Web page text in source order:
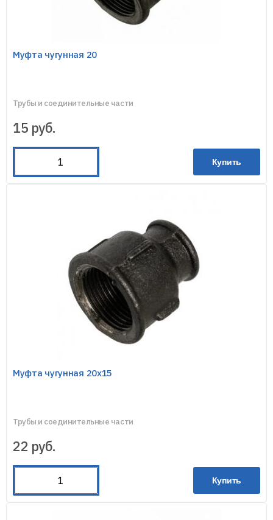
Муфта чугунная 20
Трубы и соединительные части
15 руб.
Купить
Муфта чугунная 20х15
Трубы и соединительные части
22 руб.
Купить